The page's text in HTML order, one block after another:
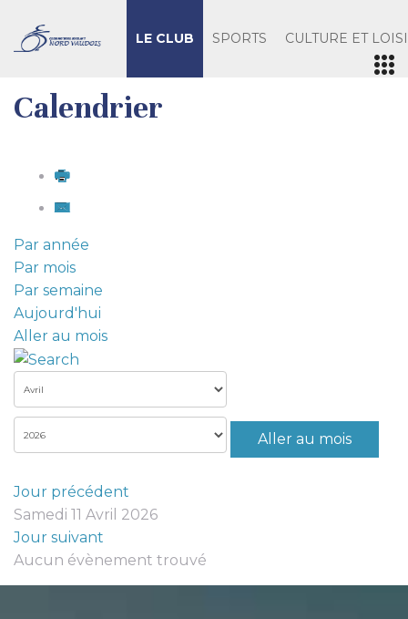
LE CLUB SPORTS CULTURE ET
Calendrier
Par année
Par mois
Par semaine
Aujourd'hui
Aller au mois
Aller au mois
Jour précédent
Samedi 11 Avril 2026
Jour suivant
Aucun évènement trouvé